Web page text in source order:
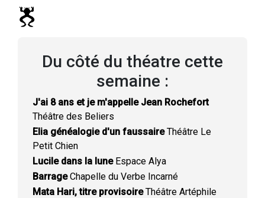
Du côté du théatre cette
semaine :
J'ai 8 ans et je m'appelle Jean Rochefort
Théâtre des Beliers
Elia généalogie d'un faussaireThéâtre Le
Petit Chien
Lucile dans la luneEspace Alya
BarrageChapelle du Verbe Incarné
Mata Hari, titre provisoireThéâtre Artéphile